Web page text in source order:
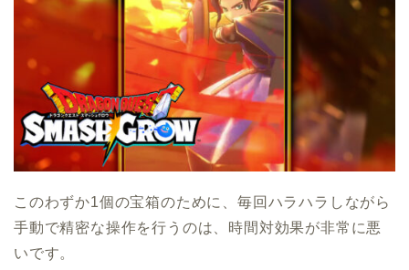
このわずか1個の宝箱のために、毎回ハラハラしながら
手動で精密な操作を行うのは、時間対効果が非常に悪
いです。